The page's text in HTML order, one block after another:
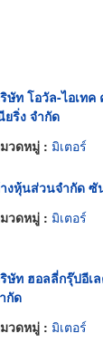
ษัท โอวัล-ไอเท
ยริ่ง จำกัด
วดหมู่ : มิเตอร์
งหุ้นส่วนจำกัด ซั
วดหมู่ : มิเตอร์
ษัท ฮอลลี่กรุ๊ปอีเ
กัด
วดหมู่ : มิเตอร์